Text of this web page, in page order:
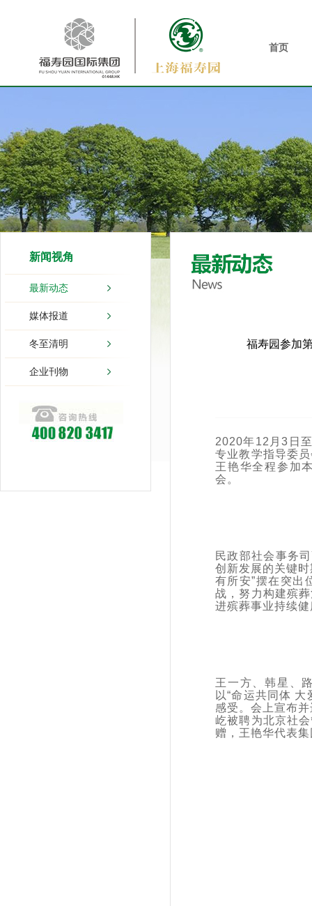
首页
新闻视角
最新动态
媒体报道
冬至清明
企业刊物
福寿园参加
2020年12月3日
专业教学指导委
王艳华全程参加
会。
民政部社会事务
创新发展的关键
有所安”摆在突出
战，努力构建殡
进殡葬事业持续
王一方、韩星、
以“命运共同体
感受。会上宣布
屹被聘为北京社
赠，王艳华代表